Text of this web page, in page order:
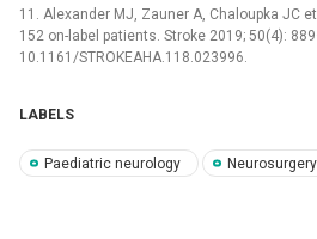
11. Alexander MJ, Zauner A, Chaloupka JC
152 on-label patients. Stroke 2019; 50(4):
10.1161/STROKEAHA.118.023996.
LABELS
Paediatric neurology Neurosurgery